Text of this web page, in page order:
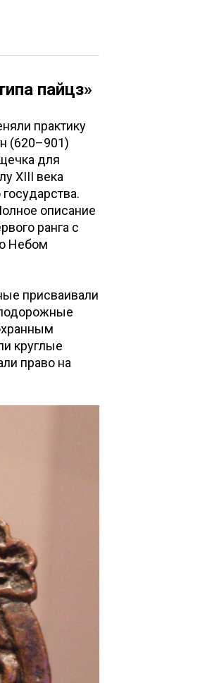
пайцз»
практику
(620–901)
для
XIII века
описание
ранга с
Небом
присваивали
круглые
право на